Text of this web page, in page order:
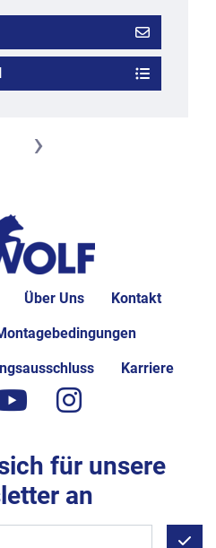
›
Über Uns Kontakt
Karriere
youtubeinstagram
für unsere
an